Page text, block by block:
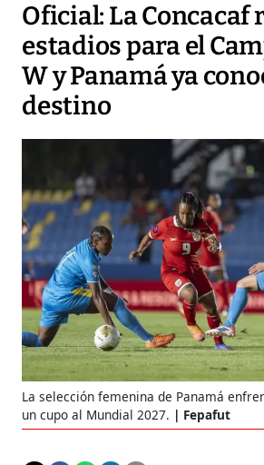
Oficial: La Concacaf
estadios para el
W y Panamá ya
destino
La selección femenina de Panamá
un cupo al Mundial 2027.
Fepafut